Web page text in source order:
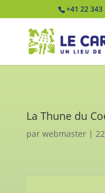
+41 22 343
La Thune du
par webmaster|